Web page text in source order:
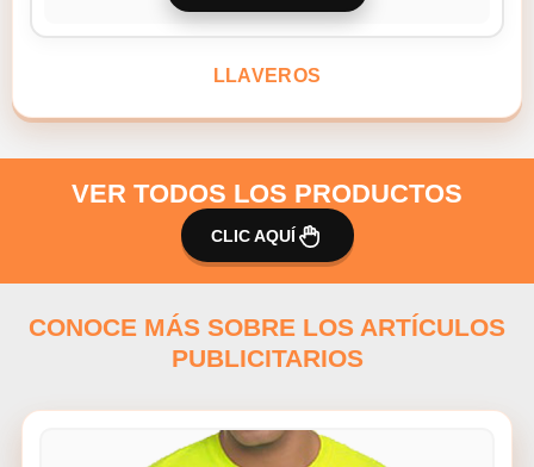
LLAVEROS
VER TODOS LOS PRODUCTOS
CLIC AQUÍ
CONOCE MÁS SOBRE LOS ARTÍCULOS
PUBLICITARIOS